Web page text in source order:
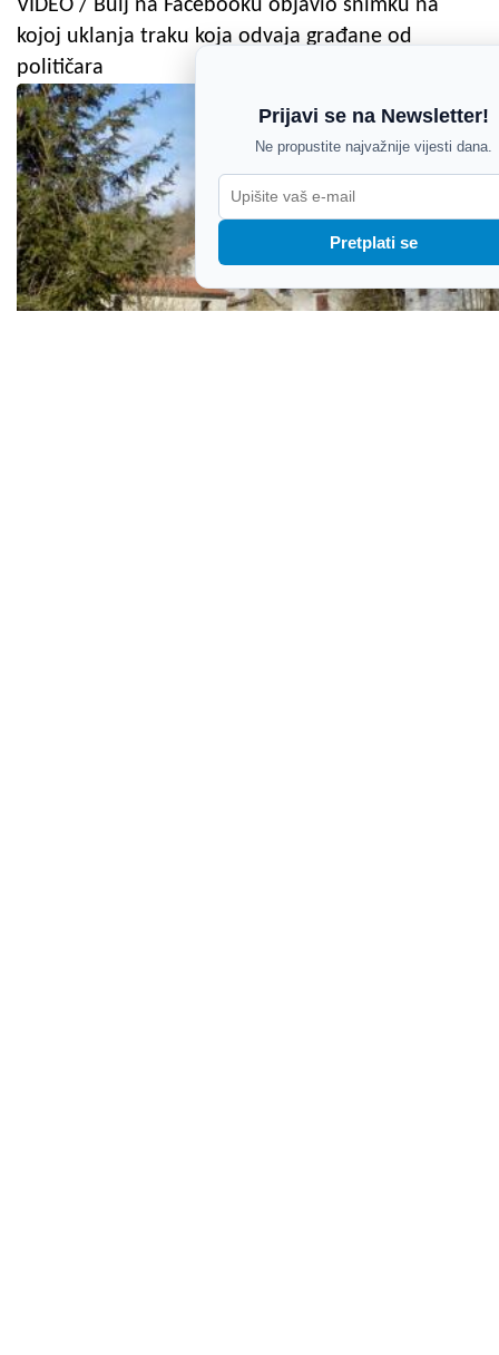
VIDEO / Bulj na Facebooku objavio snimku na
kojoj uklanja traku koja odvaja građane od
političara
Prijavi se na Newsletter!
Ne propustite najvažnije vijesti dana.
Pretplati se